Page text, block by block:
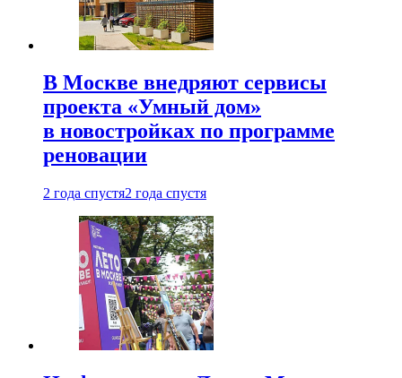
В Москве внедряют сервисы
проекта «Умный дом»
в новостройках по программе
реновации
2 года спустя2 года спустя